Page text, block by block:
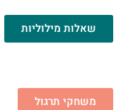
שאלות מילוליות
משחקי תרגול